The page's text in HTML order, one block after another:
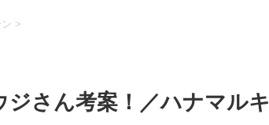
>
ジさん考案！／ハナマルキ